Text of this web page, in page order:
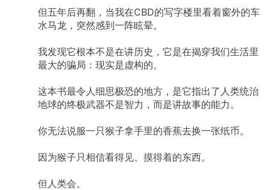
但五年后再翻，当我在CBD的写字楼里看着窗外的车
水马龙，突然感到一阵眩晕。
我发现它根本不是在讲历史，它是在揭穿我们生活里
最大的骗局：现实是虚构的。
这本书最令人细思极恐的地方，是它指出了人类统治
地球的终极武器不是智力，而是讲故事的能力。
你无法说服一只猴子拿手里的香蕉去换一张纸币。
因为猴子只相信看得见、摸得着的东西。
但人类会。